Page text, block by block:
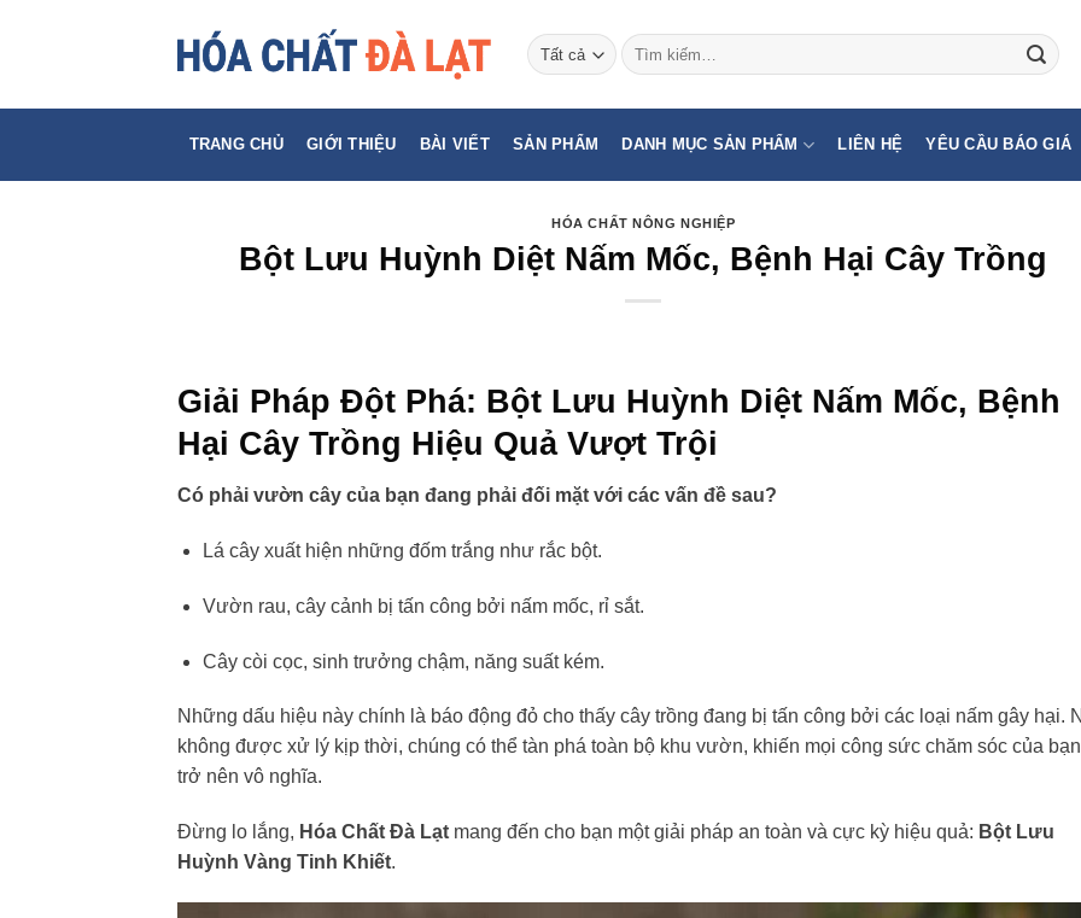
Tìm
kiếm:
TRANG CHỦ GIỚI THIỆU BÀI VIẾT SẢN PHẨM DANH MỤC SẢN PHẨM LIÊN HỆ YÊU CẦU BÁO GIÁ
HÓA CHẤT NÔNG NGHIỆP
Bột Lưu Huỳnh Diệt Nấm Mốc, Bệnh Hại Cây Trồng
Giải Pháp Đột Phá: Bột Lưu Huỳnh Diệt Nấm Mốc, Bệnh
Hại Cây Trồng Hiệu Quả Vượt Trội
Có phải vườn cây của bạn đang phải đối mặt với các vấn đề sau?
Lá cây xuất hiện những đốm trắng như rắc bột.
Vườn rau, cây cảnh bị tấn công bởi nấm mốc, rỉ sắt.
Cây còi cọc, sinh trưởng chậm, năng suất kém.
Những dấu hiệu này chính là báo động đỏ cho thấy cây trồng đang bị tấn công bởi các loại nấm gây hại.
không được xử lý kịp thời, chúng có thể tàn phá toàn bộ khu vườn, khiến mọi công sức chăm sóc của bạn
trở nên vô nghĩa.
Đừng lo lắng, Hóa Chất Đà Lạt mang đến cho bạn một giải pháp an toàn và cực kỳ hiệu quả: Bột Lưu
Huỳnh Vàng Tinh Khiết.